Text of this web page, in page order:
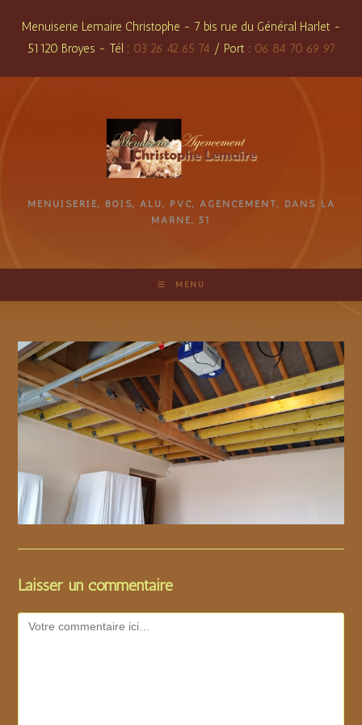
content
Menuiserie Lemaire Christophe - 7 bis rue du Général Harlet -
51120 Broyes - Tél : 03 26 42 65 74 / Port : 06 84 70 69 97
MENUISERIE, BOIS, ALU, PVC, AGENCEMENT, DANS LA
MARNE, 51
MENU
Laisser un commentaire
Comment